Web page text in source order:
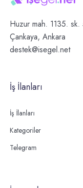
Huzur mah. 1135.
Çankaya, Ankara
destek@isegel.net
İş İlanları
İş İlanları
Kategoriler
Telegram